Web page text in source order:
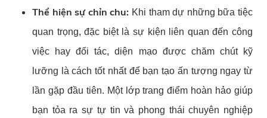
Thể hiện sự chỉn chu: Khi tham dự những bữa tiệc
quan trọng, đặc biệt là sự kiện liên quan đến công
việc hay đối tác, diện mạo được chăm chút kỹ
lưỡng là cách tốt nhất để bạn tạo ấn tượng ngay từ
lần gặp đầu tiên. Một lớp trang điểm hoàn hảo giúp
bạn tỏa ra sự tự tin và phong thái chuyên nghiệp